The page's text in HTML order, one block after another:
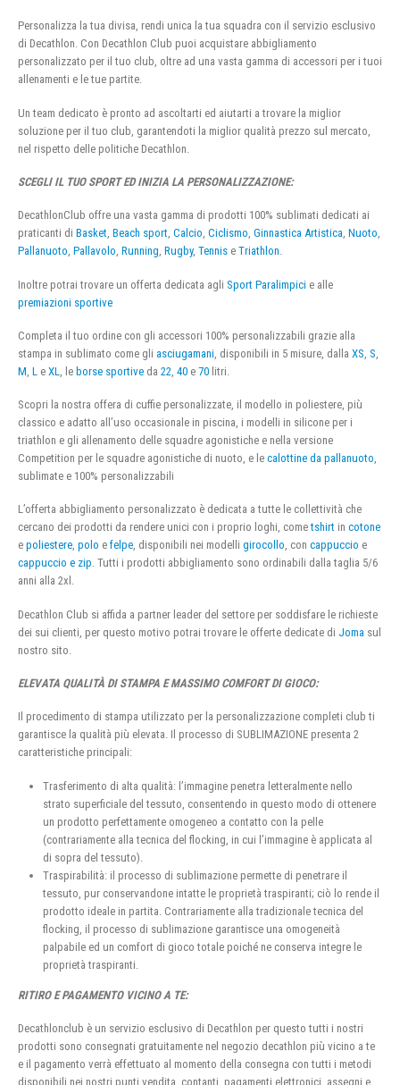
Personalizza la tua divisa, rendi unica la tua squadra con il servizio esclusivo
di Decathlon. Con Decathlon Club puoi acquistare abbigliamento
personalizzato per il tuo club, oltre ad una vasta gamma di accessori per i tuoi
allenamenti e le tue partite.
Un team dedicato è pronto ad ascoltarti ed aiutarti a trovare la miglior
soluzione per il tuo club, garantendoti la miglior qualità prezzo sul mercato,
nel rispetto delle politiche Decathlon.
SCEGLI IL TUO SPORT ED INIZIA LA PERSONALIZZAZIONE:
DecathlonClub offre una vasta gamma di prodotti 100% sublimati dedicati ai
praticanti di Basket, Beach sport, Calcio, Ciclismo, Ginnastica Artistica, Nuoto,
Pallanuoto, Pallavolo, Running, Rugby, Tennis e Triathlon.
Inoltre potrai trovare un offerta dedicata agli Sport Paralimpici e alle
premiazioni sportive
Completa il tuo ordine con gli accessori 100% personalizzabili grazie alla
stampa in sublimato come gli asciugamani , disponibili in 5 misure, dalla XS S
M L e XL , le borse sportive da 22 40 e 70 litri.
Scopri la nostra offera di cuffie personalizzate, il modello in poliestere, più
classico e adatto all’uso occasionale in piscina, i modelli in silicone per i
triathlon e gli allenamento delle squadre agonistiche e nella versione
Competition per le squadre agonistiche di nuoto, e le calottine da pallanuoto,
sublimate e 100% personalizzabili
L’offerta abbigliamento personalizzato è dedicata a tutte le collettività che
cercano dei prodotti da rendere unici con i proprio loghi, cometshirt in cotone
e poliestere, polo e felpe, disponibili nei modelli girocollo, con cappuccio e
cappuccio e zip. Tutti i prodotti abbigliamento sono ordinabili dalla taglia 5/6
anni alla 2xl.
Decathlon Club si affida a partner leader del settore per soddisfare le richieste
dei sui clienti, per questo motivo potrai trovare le offerte dedicate di Joma sul
nostro sito.
ELEVATA QUALITÀ DI STAMPA E MASSIMO COMFORT DI GIOCO:
Il procedimento di stampa utilizzato per la personalizzazione completi club ti
garantisce la qualità più elevata. Il processo di SUBLIMAZIONE presenta 2
caratteristiche principali:
Trasferimento di alta qualità: l’immagine penetra letteralmente nello
strato superficiale del tessuto, consentendo in questo modo di ottenere
un prodotto perfettamente omogeneo a contatto con la pelle
(contrariamente alla tecnica del flocking, in cui l’immagine è applicata al
di sopra del tessuto).
Traspirabilità: il processo di sublimazione permette di penetrare il
tessuto, pur conservandone intatte le proprietà traspiranti; ciò lo rende il
prodotto ideale in partita. Contrariamente alla tradizionale tecnica del
flocking, il processo di sublimazione garantisce una omogeneità
palpabile ed un comfort di gioco totale poiché ne conserva integre le
proprietà traspiranti.
RITIRO E PAGAMENTO VICINO A TE:
Decathlonclub è un servizio esclusivo di Decathlon per questo tutti i nostri
prodotti sono consegnati gratuitamente nel negozio decathlon più vicino a te
e il pagamento verrà effettuato al momento della consegna con tutti i metodi
disponibili nei nostri punti vendita, contanti, pagamenti elettronici, assegni e